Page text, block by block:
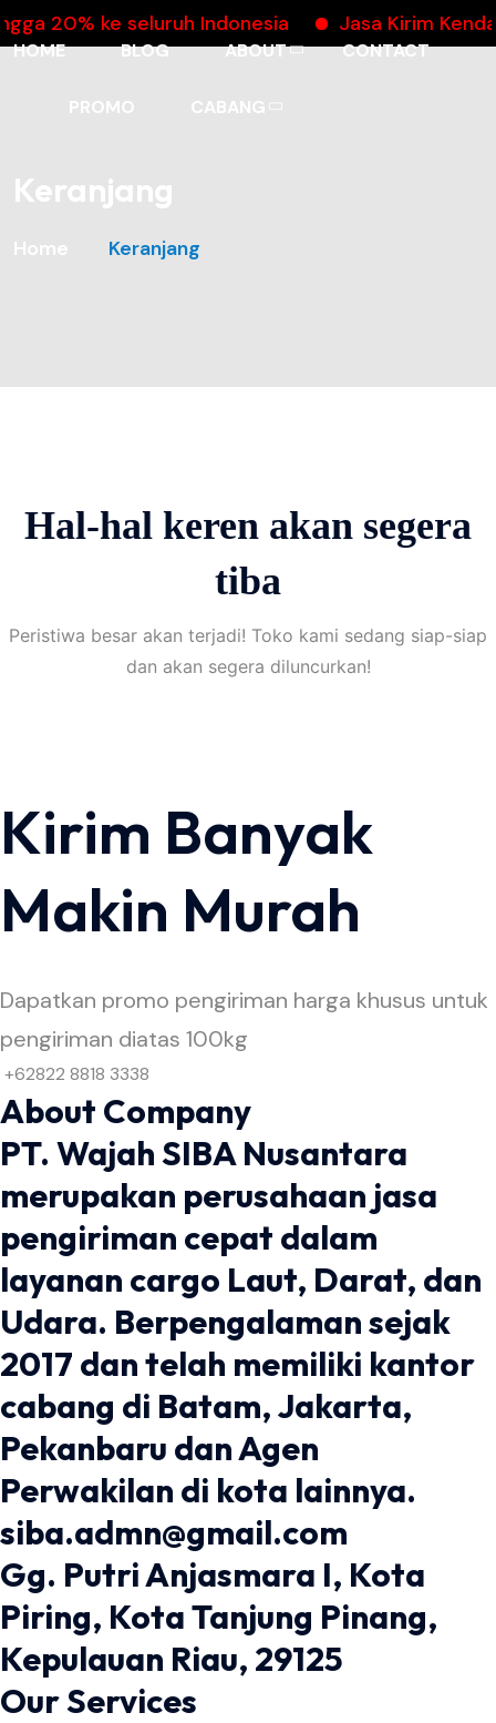
20% ke seluruh Indonesia Jasa Kirim
HOME BLOG ABOUT CONTACT
PROMO CABANG
Keranjang
Home Keranjang
Hal-hal keren akan segera
tiba
Peristiwa besar akan terjadi! Toko kami sedang siap-siap
dan akan segera diluncurkan!
Kirim Banyak
Makin Murah
Dapatkan promo pengiriman harga khusus untuk
pengiriman diatas 100kg
+62822 8818 3338
About Company
PT. Wajah SIBA Nusantara
merupakan perusahaan jasa
pengiriman cepat dalam
layanan cargo Laut, Darat, dan
Udara. Berpengalaman sejak
2017 dan telah memiliki kantor
cabang di Batam, Jakarta,
Pekanbaru dan Agen
Perwakilan di kota lainnya.
siba.admn@gmail.com
Gg. Putri Anjasmara I, Kota
Piring, Kota Tanjung Pinang,
Kepulauan Riau, 29125
Our Services